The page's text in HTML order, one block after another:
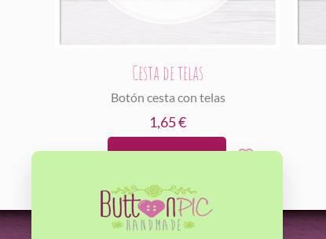
Cesta de telas
Botón cesta con telas
1,65€